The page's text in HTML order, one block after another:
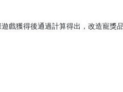
戲獲得後通過計算得出，改造寵獎